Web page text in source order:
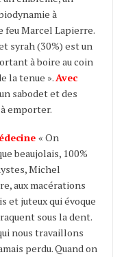
à
feu Marcel Lapierre.
syrah (30%) est un
à boire au coin
la tenue ».Avec
sabodet et des
emporter.
« On
beaujolais, 100%
Michel
aux macérations
et juteux qui évoque
sous la dent.
nous travaillons
perdu. Quand on